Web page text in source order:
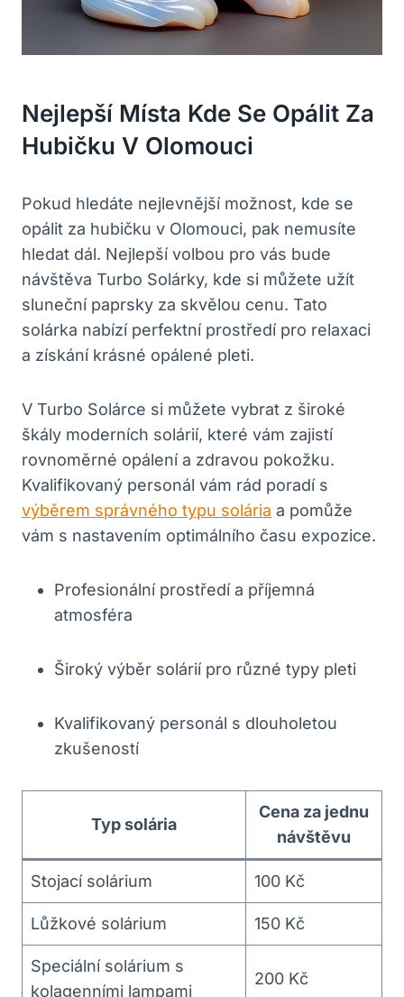
Nejlepší Místa Kde Se Opálit Za
Hubičku V Olomouci
Pokud hledáte nejlevnější možnost, kde se
opálit za hubičku v Olomouci, pak nemusíte
hledat dál. Nejlepší volbou pro vás bude
návštěva Turbo Solárky, kde si můžete užít
sluneční paprsky za skvělou cenu. Tato
solárka nabízí perfektní prostředí pro relaxaci
a získání krásné opálené pleti.
V Turbo Solárce si můžete vybrat z široké
škály moderních solárií, které vám zajistí
rovnoměrné opálení a zdravou pokožku.
Kvalifikovaný personál vám rád poradí s
výběrem správného typu solária a pomůže
vám s nastavením optimálního času expozice.
Profesionální prostředí a příjemná
atmosféra
Široký výběr solárií pro různé typy pleti
Kvalifikovaný personál s dlouholetou
zkušeností
Typ solária
Cena za jednu
návštěvu
Stojací solárium 100 Kč
Lůžkové solárium 150 Kč
Speciální solárium s
kolagenními lampami
200 Kč